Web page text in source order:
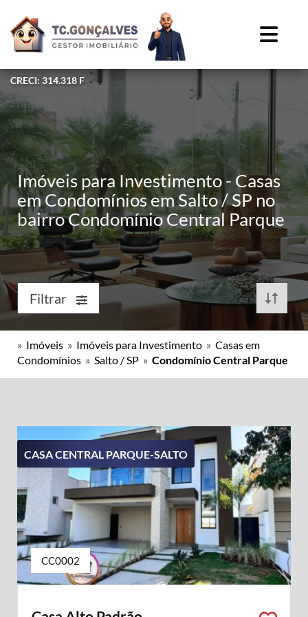
CRECI: 314.318 F
Imóveis para Investimento - Casas
em Condomínios em Salto / SP no
bairro Condomínio Central Parque
Filtrar
» Imóveis » Imóveis para Investimento » Casas em
Condomínios » Salto / SP » Condomínio Central Parque
CASA CENTRAL PARQUE-SALTO
CC0002